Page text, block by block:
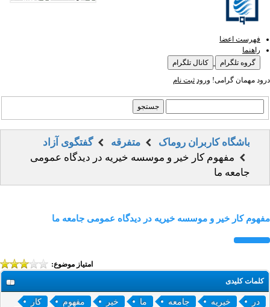
فهرست اعضا
راهنما
گروه تلگرام
کانال تلگرام
درود مهمان گرامی! ورود ثبت نام
باشگاه کاربران روماک متفرقه
گفتگوی آزاد
مفهوم کار خیر و موسسه خیریه در دیدگاه عمومی
جامعه ما
مفهوم کار خیر و موسسه خیریه در دیدگاه عمومی جامعه ما
امتیاز موضوع:
کلمات کلیدی
در خیریه جامعه ما خیر مفهوم
کار